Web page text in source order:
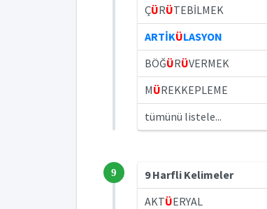
ÇÜRÜTEBİLMEK
ARTİKÜLASYON
BÖĞÜRÜVERMEK
MÜREKKEPLEME
tümünü listele...
9
9 Harfli Kelimeler
AKTÜERYAL